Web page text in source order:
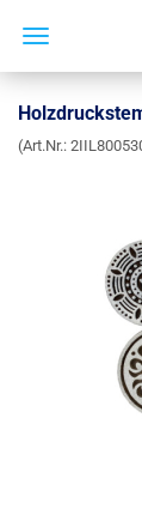
(Art.Nr.: